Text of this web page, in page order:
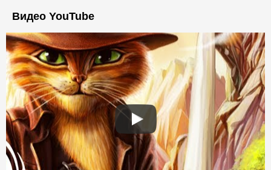
Видео YouTube